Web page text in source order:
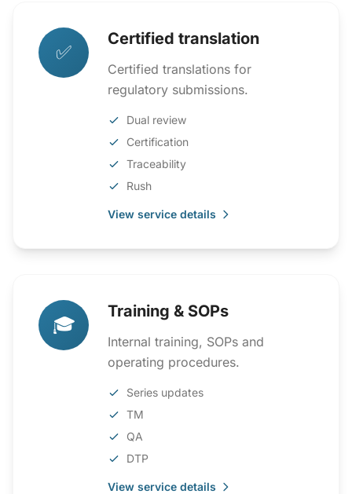
✅
Certified translation
Certified translations for
regulatory submissions.
Dual review
Certification
Traceability
Rush
View service details
🎓
Training & SOPs
Internal training, SOPs and
operating procedures.
Series updates
TM
QA
DTP
View service details